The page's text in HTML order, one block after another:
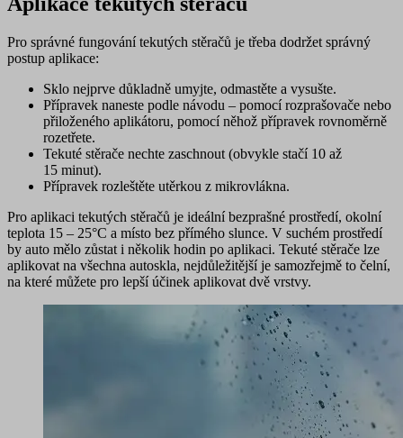
Pro správné fungování tekutých stěračů je třeba dodržet správný
postup aplikace:
Sklo nejprve důkladně umyjte, odmastěte a vysušte.
Přípravek naneste podle návodu – pomocí rozprašovače nebo
přiloženého aplikátoru, pomocí něhož přípravek rovnoměrně
rozetřete.
Tekuté stěrače nechte zaschnout (obvykle stačí 10 až
15 minut).
Přípravek rozleštěte utěrkou z mikrovlákna.
Pro aplikaci tekutých stěračů je ideálníbezprašné prostředí, okolní
teplota 15 – 25°C a místo bez přímého slunce. V suchém prostředí
by auto mělo zůstat i několik hodin po aplikaci. Tekuté stěrače lze
aplikovat na všechna autoskla, nejdůležitější je samozřejmě to čelní,
na které můžete pro lepší účinek aplikovat dvě vrstvy.